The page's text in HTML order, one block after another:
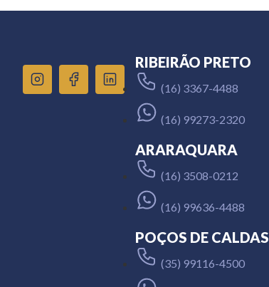
RIBEIRÃO PRETO
(16) 3367-4488
(16) 99273-2320
ARARAQUARA
(16) 3508-0212
(16) 99636-4488
POÇOS DE CALDAS
(35) 99116-4500